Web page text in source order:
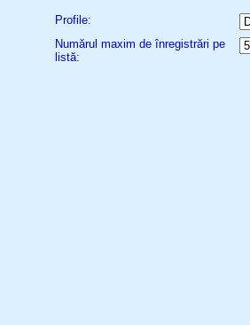
Profile:
Numărul maxim de înregistrări pe
listă: